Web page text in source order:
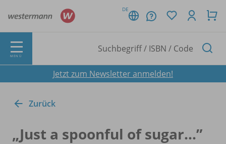
DE
MENÜ
Jetzt zum Newsletter anmelden!
Zurück
„Just a spoonful of sugar…”